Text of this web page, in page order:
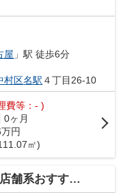
屋 」駅 徒歩6分
村区名駅 ４丁目26-10
費等：- )
0ヶ月
万円
㎡)
おすすめ 】